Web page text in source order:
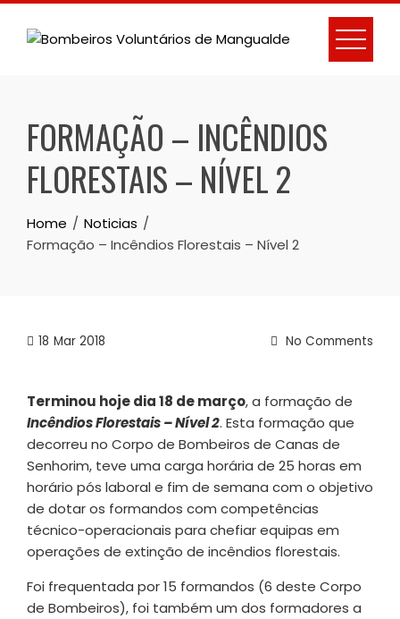
Skip
FORMAÇÃO – INCÊNDIOS
FLORESTAIS – NÍVEL 2
Home
Noticias
Formação – Incêndios Florestais – Nível 2
18 Mar 2018 No Comments
Terminou hoje dia 18 de março, a formação de
Incêndios Florestais – Nível 2. Esta formação que
decorreu no Corpo de Bombeiros de Canas de
Senhorim, teve uma carga horária de 25 horas em
horário pós laboral e fim de semana com o objetivo
de dotar os formandos com competências
técnico-operacionais para chefiar equipas em
operações de extinção de incêndios florestais.
Foi frequentada por 15 formandos (6 deste Corpo
de Bombeiros), foi também um dos formadores a